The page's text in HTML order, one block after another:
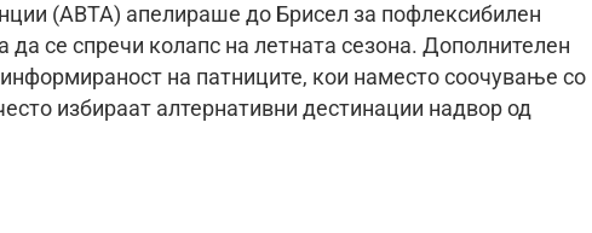
(ABTA) апелираше до Брисел за пофлексибилен
се спречи колапс на летната сезона. Дополнителен
на патниците, кои наместо соочување со
избираат алтернативни дестинации надвор од